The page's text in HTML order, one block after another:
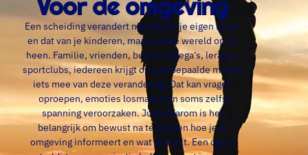
Voor de omgeving
Een scheiding verandert niet alleen je eigen leven
en dat van je kinderen, maar ook de wereld om je
heen. Familie, vrienden, buren, collega’s, leraren,
sportclubs, iedereen krijgt op een bepaalde manier
iets mee van deze verandering. Dat kan vragen
oproepen, emoties losmaken en soms zelfs
spanning veroorzaken. Juist daarom is het
belangrijk om bewust na te denken hoe je je
omgeving informeert en wat je deelt. Een open,